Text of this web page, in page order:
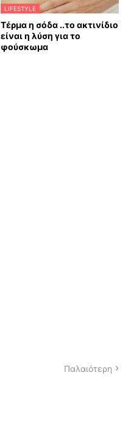
LIFESTYLE
Τέρμα η σόδα ..το ακτινίδιο
είναι η λύση για το
φούσκωμα
Παλαιότερη